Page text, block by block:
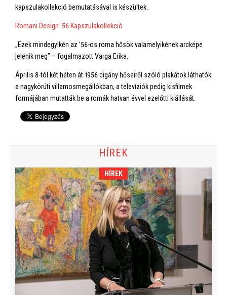
kapszulakollekció bemutatásával is készültek.
Romani Design '56 Kapszulakollekció
„Ezek mindegyikén az ’56-os roma hősök valamelyikének arcképe
jelenik meg” – fogalmazott Varga Erika.
Április 8-tól két héten át 1956 cigány hőseiről szóló plakátok láthatók
a nagykörúti villamosmegállókban, a televíziók pedig kisfilmek
formájában mutatták be a romák hatvan évvel ezelőtti kiállását.
HÍREK
HÍREK